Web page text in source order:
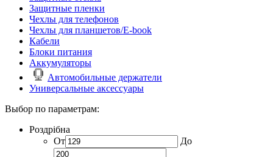
Защитные пленки
Чехлы для телефонов
Чехлы для планшетов/E-book
Кабели
Блоки питания
Аккумуляторы
Автомобильные держатели
Универсальные аксессуары
Выбор по параметрам:
Роздрібна
От
До